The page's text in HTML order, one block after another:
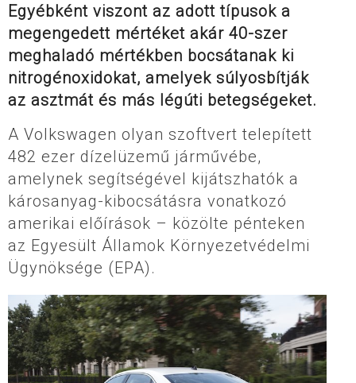
Egyébként viszont az adott típusok a
megengedett mértéket akár 40-szer
meghaladó mértékben bocsátanak ki
nitrogénoxidokat, amelyek súlyosbítják
az asztmát és más légúti betegségeket.
A Volkswagen olyan szoftvert telepített
482 ezer dízelüzemű járművébe,
amelynek segítségével kijátszhatók a
károsanyag-kibocsátásra vonatkozó
amerikai előírások – közölte pénteken
az Egyesült Államok Környezetvédelmi
Ügynöksége (EPA).